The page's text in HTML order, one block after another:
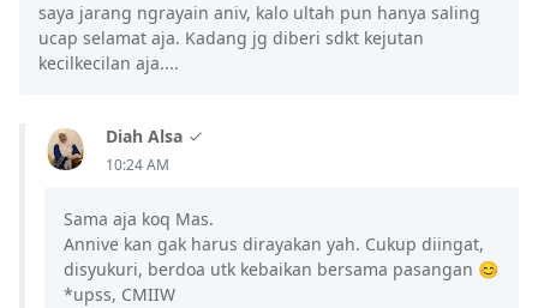
saya jarang ngrayain aniv, kalo ultah pun hanya saling
ucap selamat aja. Kadang jg diberi sdkt kejutan
kecilkecilan aja....
Diah Alsa
10:24 AM
Sama aja koq Mas.
Annive kan gak harus dirayakan yah. Cukup diingat,
disyukuri, berdoa utk kebaikan bersama pasangan 😊
*upss, CMIIW